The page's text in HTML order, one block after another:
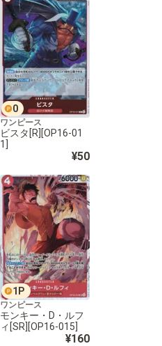
0
ワンピース
ビスタ[R][OP16-01
1]
¥50
1 P
ワンピース
モンキー・D・ルフ
ィ[SR][OP16-015]
¥160